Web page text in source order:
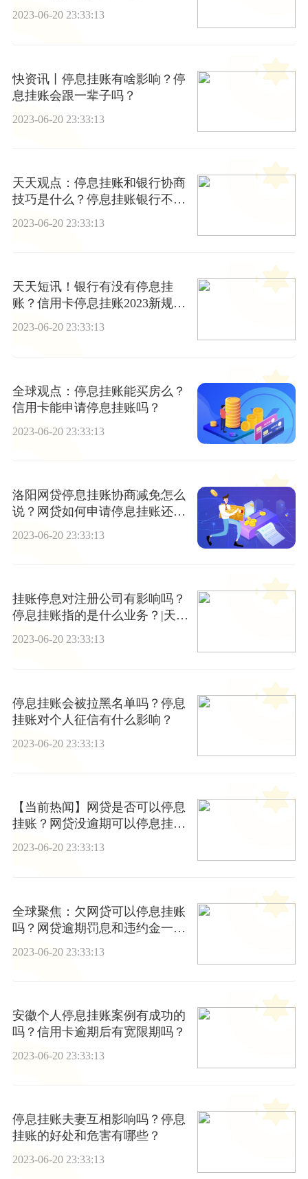
界今热点
2023-06-20 23:33:13
快资讯丨停息挂账有啥影响？停
息挂账会跟一辈子吗？
2023-06-20 23:33:13
天天观点：停息挂账和银行协商
技巧是什么？停息挂账银行不同
2023-06-20 23:33:13
天天短讯！银行有没有停息挂
账？信用卡停息挂账2023新规定
一览
2023-06-20 23:33:13
全球观点：停息挂账能买房么？
信用卡能申请停息挂账吗？
2023-06-20 23:33:13
洛阳网贷停息挂账协商减免怎么
说？网贷如何申请停息挂账还本
金？
2023-06-20 23:33:13
挂账停息对注册公司有影响吗？
停息挂账指的是什么业务？|天天
看热讯
2023-06-20 23:33:13
停息挂账会被拉黑名单吗？停息
挂账对个人征信有什么影响？
2023-06-20 23:33:13
【当前热闻】网贷是否可以停息
挂账？网贷没逾期可以停息挂账
吗？
2023-06-20 23:33:13
全球聚焦：欠网贷可以停息挂账
吗？网贷逾期罚息和违约金一般
2023-06-20 23:33:13
安徽个人停息挂账案例有成功的
吗？信用卡逾期后有宽限期吗？
2023-06-20 23:33:13
停息挂账夫妻互相影响吗？停息
挂账的好处和危害有哪些？
2023-06-20 23:33:13